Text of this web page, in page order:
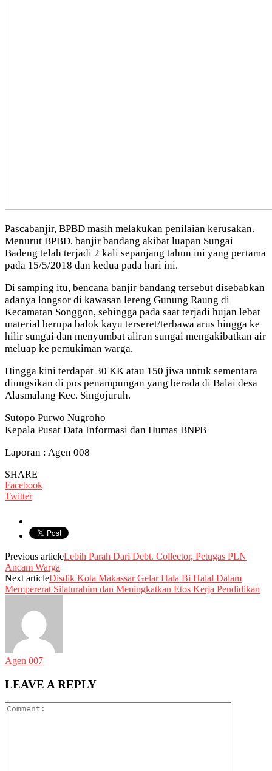
Pascabanjir, BPBD masih melakukan penilaian kerusakan.
Menurut BPBD, banjir bandang akibat luapan Sungai
Badeng telah terjadi 2 kali sepanjang tahun ini yang pertama
pada 15/5/2018 dan kedua pada hari ini.
Di samping itu, bencana banjir bandang tersebut disebabkan
adanya longsor di kawasan lereng Gunung Raung di
Kecamatan Songgon, sehingga pada saat terjadi hujan lebat
material berupa balok kayu terseret/terbawa arus hingga ke
hilir sungai dan menyumbat aliran sungai mengakibatkan air
meluap ke pemukiman warga.
Hingga kini terdapat 30 KK atau 150 jiwa untuk sementara
diungsikan di pos penampungan yang berada di Balai desa
Alasmalang Kec. Singojuruh.
Sutopo Purwo Nugroho
Kepala Pusat Data Informasi dan Humas BNPB
Laporan : Agen 008
SHARE
Facebook
Twitter
Previous articleLebih Parah Dari Debt. Collector, Petugas PLN
Ancam Warga
Next articleDisdik Kota Makassar Gelar Hala Bi Halal Dalam
Mempererat Silaturahim dan Meningkatkan Etos Kerja Pendidikan
Agen 007
LEAVE A REPLY